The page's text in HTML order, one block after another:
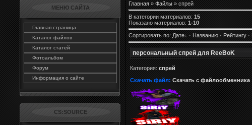
МЕНЮ САЙТА
Главная страница
Каталог файлов
Каталог статей
Фотоальбом
Форум
Информация о сайте
CS:SOURCE
Главная»Файлы» спрей
В категории материалов:15
Показано материалов:1-10
Сортировать по:Дате ·Названию·Рейтингу·
персональный спрей для ReeBoK
Категория:спрей
Скачать файл: Скачать с файлообменника